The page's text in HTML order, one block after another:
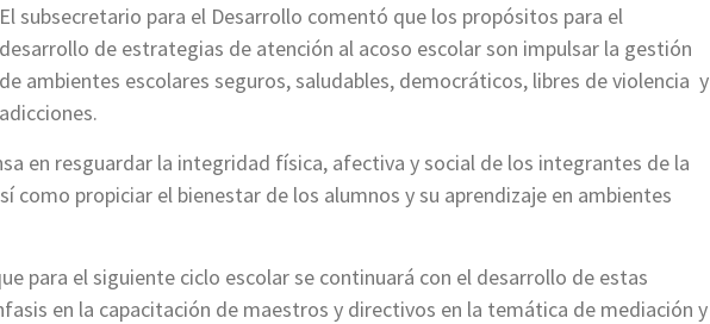
El subsecretario para el Desarrollo comentó que los propósitos para el
desarrollo de estrategias de atención al acoso escolar son impulsar la gestión
de ambientes escolares seguros, saludables, democráticos, libres de violencia y
adicciones.
en resguardar la integridad física, afectiva y social de los integrantes de la
como propiciar el bienestar de los alumnos y su aprendizaje en ambientes
para el siguiente ciclo escolar se continuará con el desarrollo de estas
en la capacitación de maestros y directivos en la temática de mediación y